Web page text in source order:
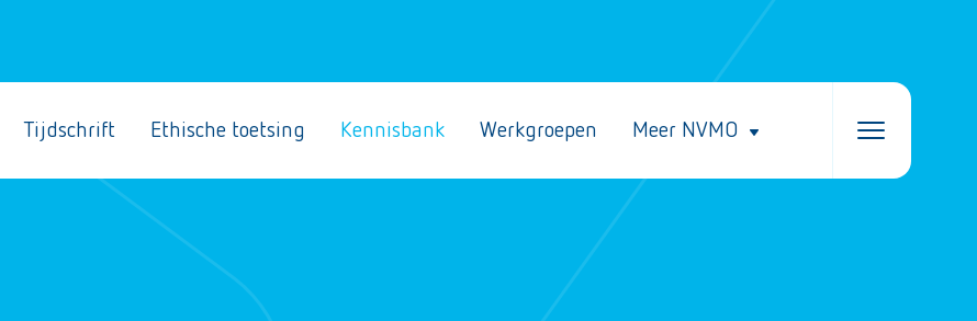
Tijdschrift Ethische toetsing Kennisbank Werkgroepen Meer NVMO